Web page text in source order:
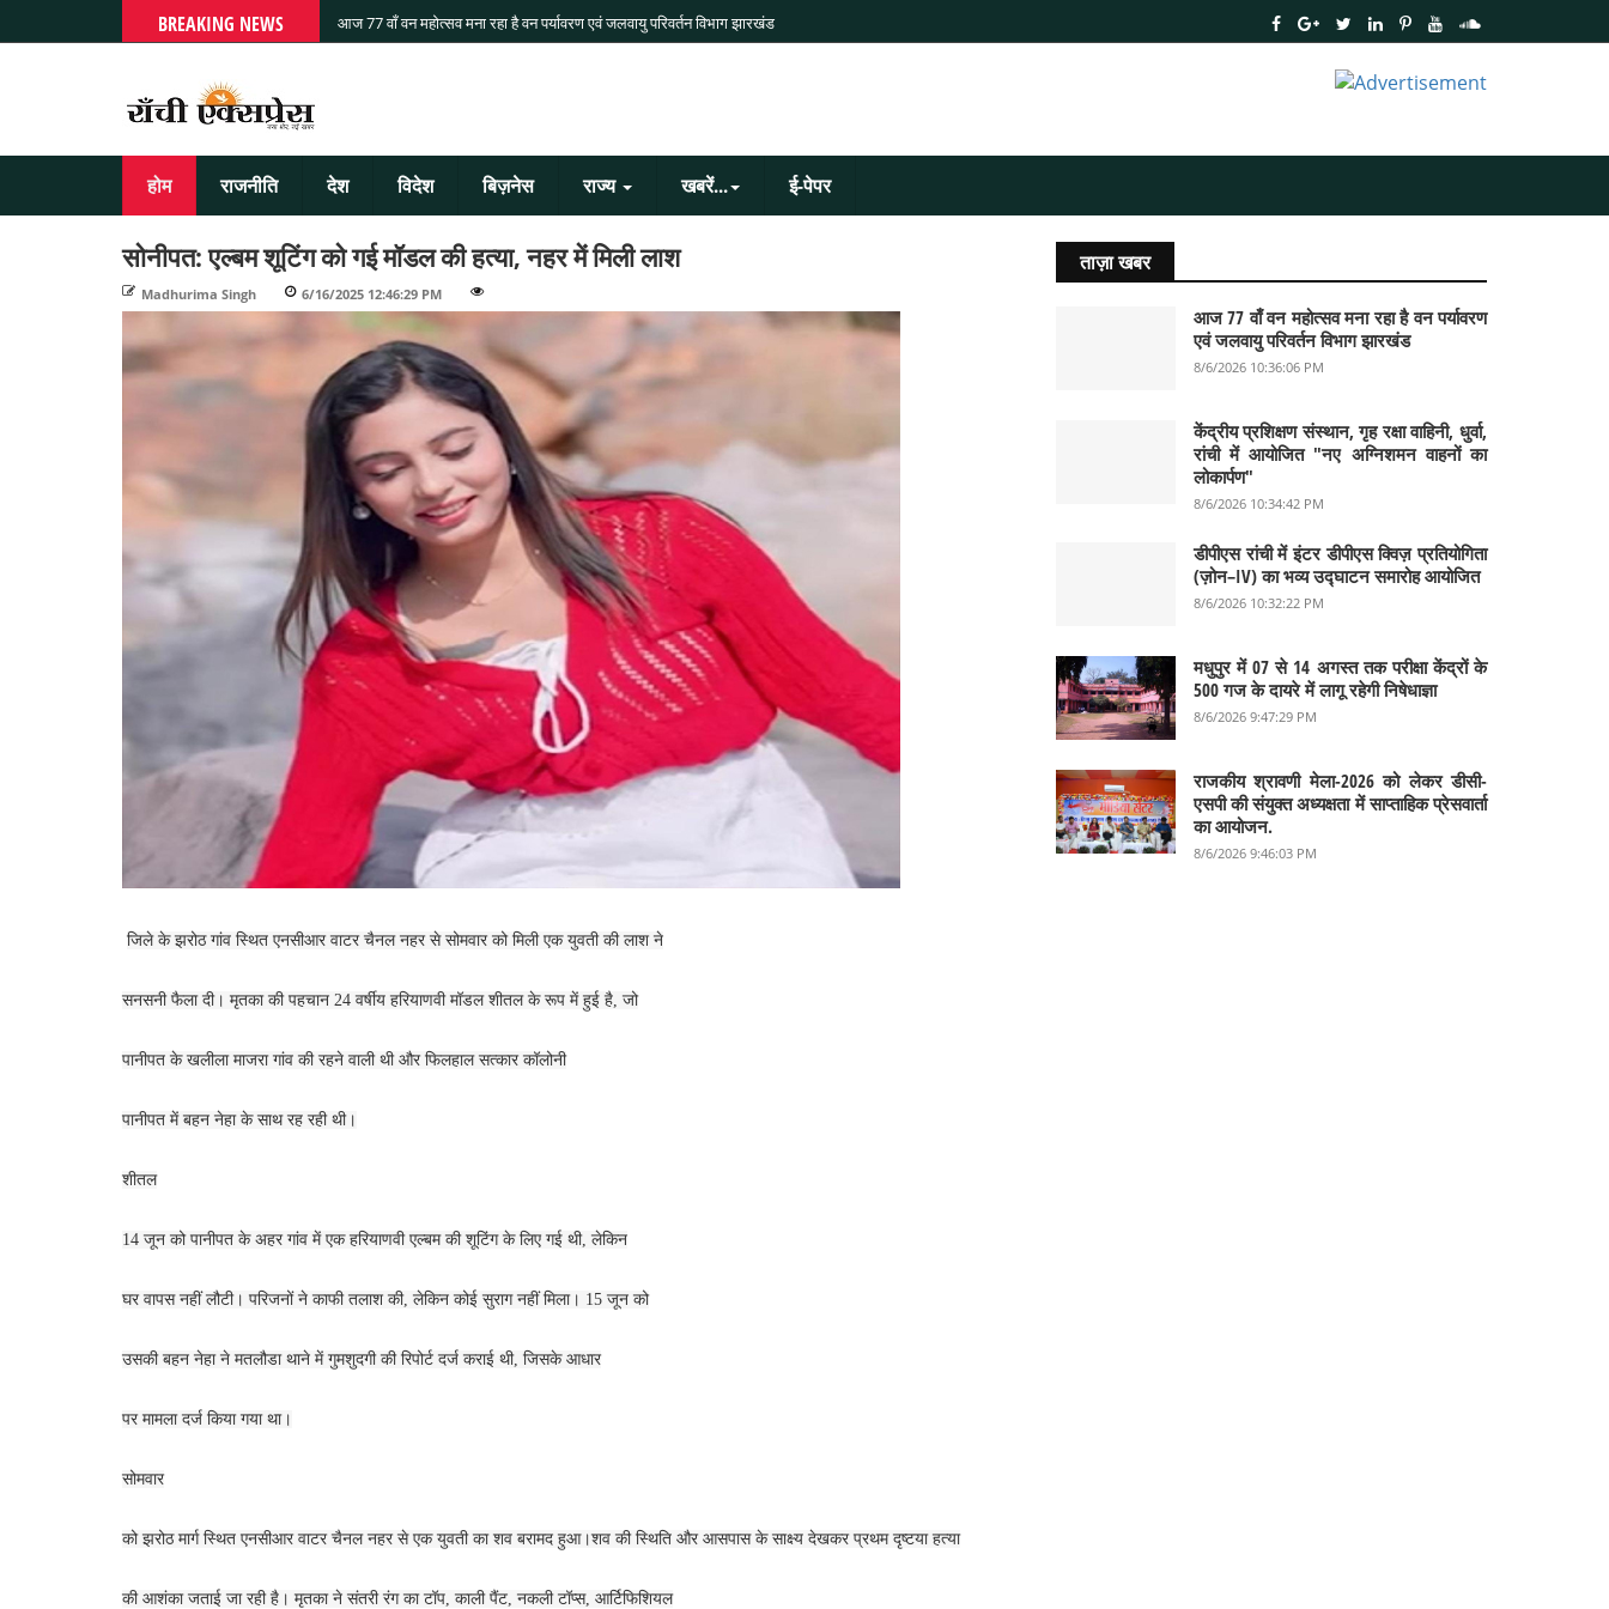
BREAKING NEWS आज 77 वाँ वन महोत्सव मना रहा है वन पर्यावरण एवं जलवायु परिवर्तन विभाग झारखंड
होम राजनीति देश विदेश बिज़नेस राज्य खबरें... ई-पेपर
सोनीपत: एल्बम शूटिंग को गई मॉडल की हत्या, नहर में मिली लाश
Madhurima Singh 6/16/2025 12:46:29 PM
जिले के झरोठ गांव स्थित एनसीआर वाटर चैनल नहर से सोमवार को मिली एक युवती की लाश ने
सनसनी फैला दी। मृतका की पहचान 24 वर्षीय हरियाणवी मॉडल शीतल के रूप में हुई है, जो
पानीपत के खलीला माजरा गांव की रहने वाली थी और फिलहाल सत्कार कॉलोनी
पानीपत में बहन नेहा के साथ रह रही थी।
शीतल
14 जून को पानीपत के अहर गांव में एक हरियाणवी एल्बम की शूटिंग के लिए गई थी, लेकिन
घर वापस नहीं लौटी। परिजनों ने काफी तलाश की, लेकिन कोई सुराग नहीं मिला। 15 जून को
उसकी बहन नेहा ने मतलौडा थाने में गुमशुदगी की रिपोर्ट दर्ज कराई थी, जिसके आधार
पर मामला दर्ज किया गया था।
सोमवार
को झरोठ मार्ग स्थित एनसीआर वाटर चैनल नहर से एक युवती का शव बरामद हुआ।शव की स्थिति और आसपास के साक्ष्य देखकर प्रथम दृष्टया हत्या
की आशंका जताई जा रही है। मृतका ने संतरी रंग का टॉप, काली पैंट, नकली टॉप्स, आर्टिफिशियल
ताज़ा खबर
आज 77 वाँ वन महोत्सव मना रहा है वन पर्यावरण
एवं जलवायु परिवर्तन विभाग झारखंड
8/6/2026 10:36:06 PM
केंद्रीय प्रशिक्षण संस्थान, गृह रक्षा वाहिनी, धुर्वा,
रांची में आयोजित "नए अग्निशमन वाहनों का
लोकार्पण"
8/6/2026 10:34:42 PM
डीपीएस रांची में इंटर डीपीएस क्विज़ प्रतियोगिता
(ज़ोन–IV) का भव्य उद्घाटन समारोह आयोजित
8/6/2026 10:32:22 PM
मधुपुर में 07 से 14 अगस्त तक परीक्षा केंद्रों के
500 गज के दायरे में लागू रहेगी निषेधाज्ञा
8/6/2026 9:47:29 PM
राजकीय श्रावणी मेला-2026 को लेकर डीसी-
एसपी की संयुक्त अध्यक्षता में साप्ताहिक प्रेसवार्ता
का आयोजन.
8/6/2026 9:46:03 PM